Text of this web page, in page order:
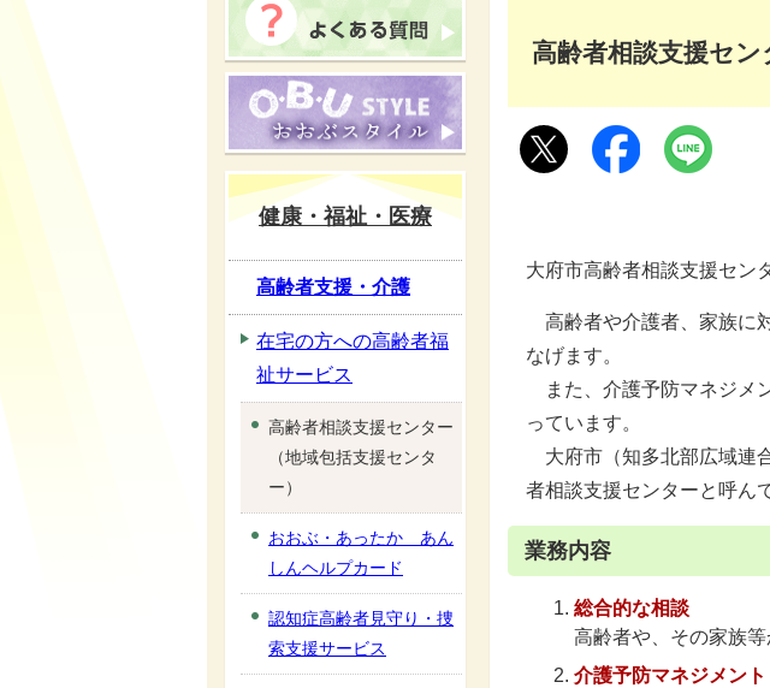
高齢者相談支援セン
大府市高齢者相談支援セン
高齢者や介護者、家族に
なげます。
また、介護予防マネジメ
っています。
大府市（知多北部広域連
者相談支援センターと呼ん
業務内容
総合的な相談
高齢者や、その家族
介護予防マネジメント
健康・福祉・医療
高齢者支援・介護
在宅の方への高齢者福
祉サービス
高齢者相談支援センター
（地域包括支援センタ
ー）
おおぶ・あったか あん
しんヘルプカード
認知症高齢者見守り・捜
索支援サービス